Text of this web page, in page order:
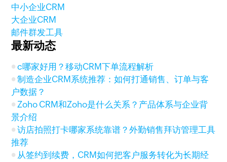
中小企业CRM
大企业CRM
邮件群发工具
最新动态
c哪家好用？移动CRM下单流程解析
制造企业CRM系统推荐：如何打通销售、订单与客
户数据？
Zoho CRM和Zoho是什么关系？产品体系与企业背
景介绍
访店拍照打卡哪家系统靠谱？外勤销售拜访管理工具
推荐
从签约到续费，CRM如何把客户服务转化为长期经